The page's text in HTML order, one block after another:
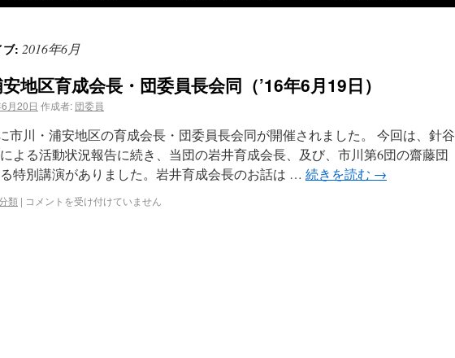
ブ: 2016年6月
地区育成会長・団委員長会同（’16年6月19日）
月20日 作成者: 団委員
市川・浦安地区の育成会長・団委員長会同が開催されました。 今回は、針谷
よる活動状況報告に続き、当団の岩井育成会長、及び、市川第6団の齋藤団
特別講演がありました。岩井育成会長のお話は … 続きを読む →
類 | コメントを受け付けていません